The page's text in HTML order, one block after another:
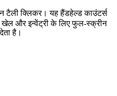
टैली क्लिकर। यह हैंडहेल्ड काउंटर्स
खेल और इन्वेंट्री के लिए फुल-स्क्रीन
है।